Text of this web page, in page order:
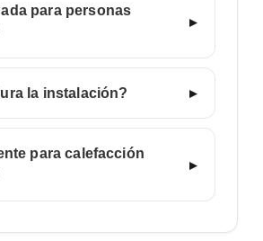
para personas
la instalación?
para calefacción